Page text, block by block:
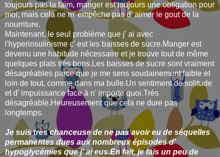
toujours pas la faim, manger est toujours une obligation pour
moi, mais cela ne m' empêche pas d' aimer le gout de la
nourriture.
Maintenant, le seul problème que j' ai avec
l'hyperinsulinisme c' est les baisses de sucre.Manger est
devenu une habitude nécessaire et je trouve tout de même
quelques plats très bons.Les baisses de sucre sont vraiment
désagréables parce que je me sens soudainement faible et
loin de tout, comme dans ma bulle.Un sentiment de solitude
et d' impuissance face à n' importe quoi.Très
désagréable.Heureusement que cela ne dure pas
longtemps.
Je suis très chanceuse de ne pas avoir eu de séquelles
permanentes dues aux nombreux épisodes d'
hypoglycémies que j' ai eus.En fait, je fais un peu de